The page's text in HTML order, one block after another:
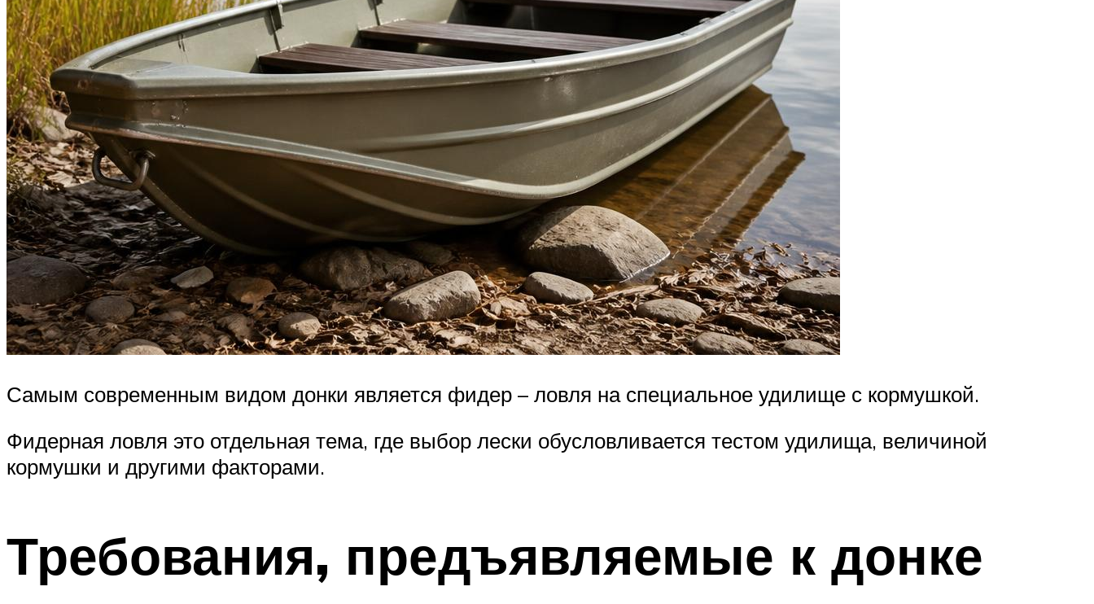
Самым современным видом донки является фидер – ловля на специальное удилище с кормушкой.
Фидерная ловля это отдельная тема, где выбор лески обусловливается тестом удилища, величиной
кормушки и другими факторами.
Требования, предъявляемые к донке